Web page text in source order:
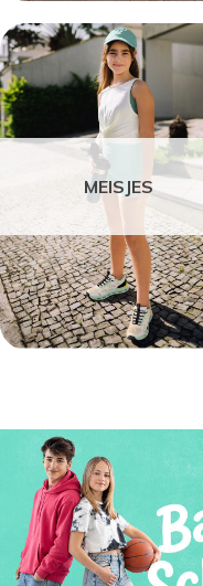
MEISJES